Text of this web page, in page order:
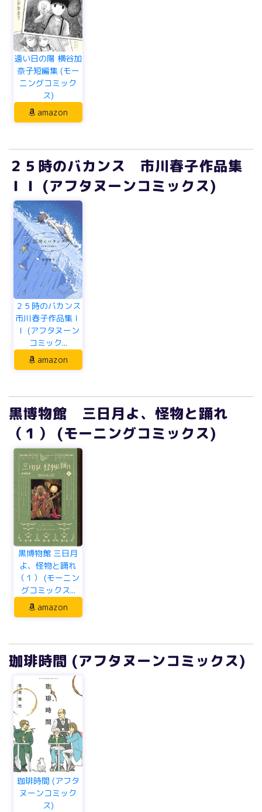
遠い日の陽 横谷加
奈子短編集 (モー
ニングコミック
ス)
amazon
２５時のバカンス 市川春子作品集
ＩＩ (アフタヌーンコミックス)
２５時のバカンス
市川春子作品集Ｉ
Ｉ (アフタヌーン
コミック...
amazon
黒博物館 三日月よ、怪物と踊れ
（１） (モーニングコミックス)
黒博物館 三日月
よ、怪物と踊れ
（１） (モーニン
グコミックス...
amazon
珈琲時間 (アフタヌーンコミックス)
珈琲時間 (アフタ
ヌーンコミック
ス)